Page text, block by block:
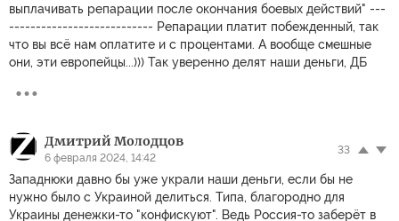
выплачивать репарации после окончания боевых действий" ---
--------------------------- Репарации платит побежденный, так
что вы всё нам оплатите и с процентами. А вообще смешные
они, эти европейцы...))) Так уверенно делят наши деньги, ДБ
Дмитрий Молодцов
6 февраля 2024, 14:42
33
Западнюки давно бы уже украли наши деньги, если бы не
нужно было с Украиной делиться. Типа, благородно для
Украины денежки-то "конфискуют". Ведь Россия-то заберёт в